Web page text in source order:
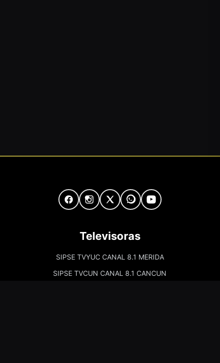
Televisoras
SIPSE TVYUC CANAL 8.1 MERIDA
SIPSE TVCUN CANAL 8.1 CANCUN